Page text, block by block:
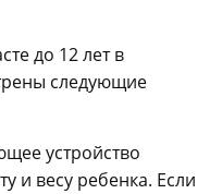
до 12 лет в
следующие
устройство
и весу ребенка. Если